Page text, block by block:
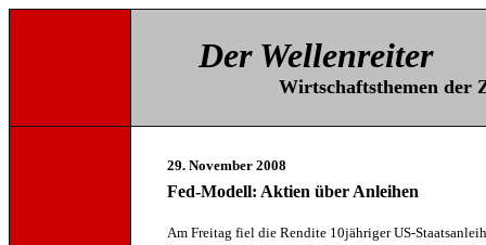
Der Wellenreiter
Wirtschaftsthemen der
29. November 2008
Fed-Modell: Aktien über Anleihen
Am Freitag fiel die Rendite 10jähriger US-